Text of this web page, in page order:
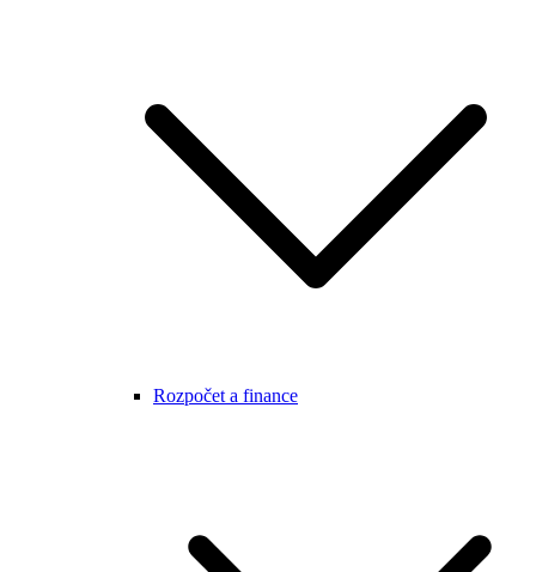
Rozpočet a finance